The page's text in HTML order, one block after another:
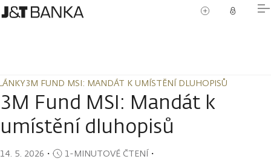
3M FUND MSI: MANDÁT K UMÍSTĚNÍ DLUHOPISŮ
3M FUND MSI: MANDÁT K UMÍSTĚNÍ DLUHOPISŮ
3M Fund MSI: Mandát k
umístění dluhopisů
14. 5. 2026 ・ 1-MINUTOVÉ ČTENÍ・